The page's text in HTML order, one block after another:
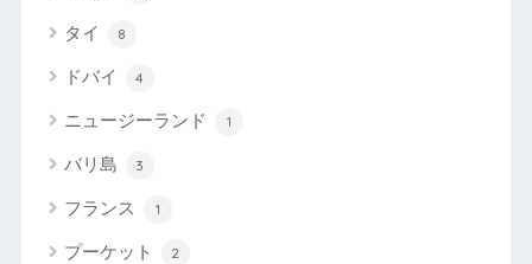
タイ 8
ドバイ 4
ニュージーランド 1
バリ島 3
フランス 1
プーケット 2